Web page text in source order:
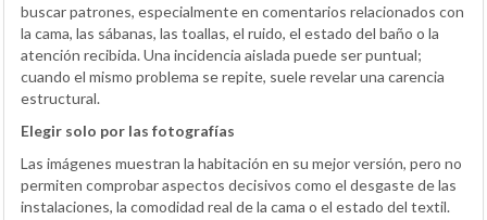
buscar patrones, especialmente en comentarios relacionados con
la cama, las sábanas, las toallas, el ruido, el estado del baño o la
atención recibida. Una incidencia aislada puede ser puntual;
cuando el mismo problema se repite, suele revelar una carencia
estructural.
Elegir solo por las fotografías
Las imágenes muestran la habitación en su mejor versión, pero no
permiten comprobar aspectos decisivos como el desgaste de las
instalaciones, la comodidad real de la cama o el estado del textil.